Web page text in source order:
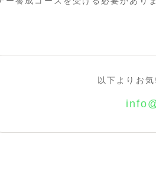
以下よりお